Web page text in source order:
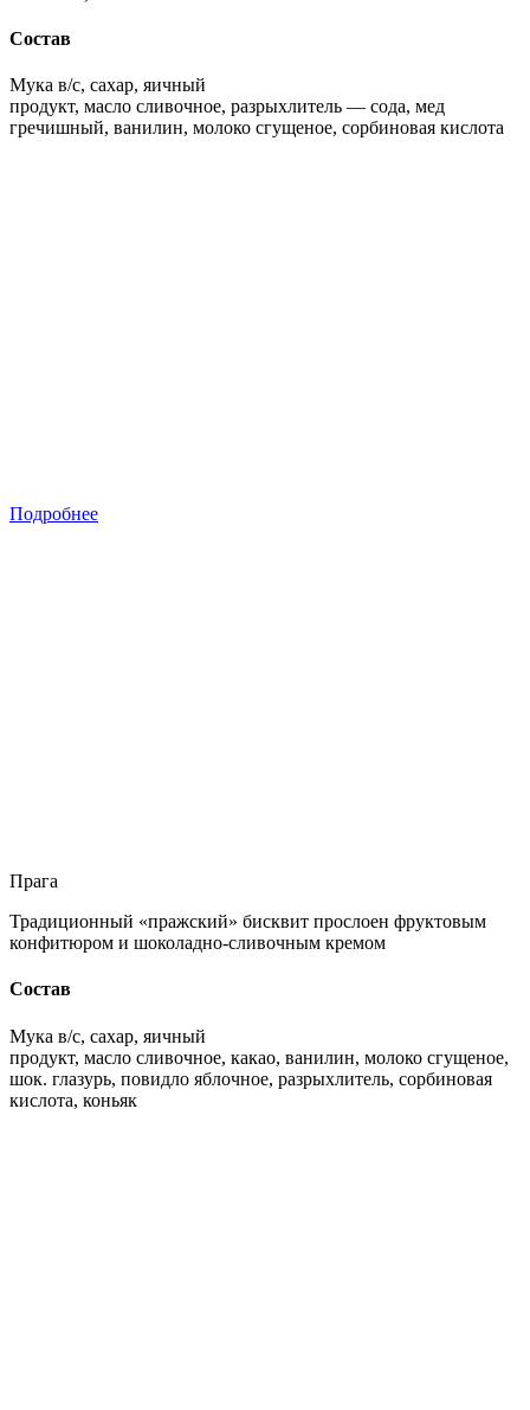
Состав
Мука в/с, сахар, яичный
продукт, масло сливочное, разрыхлитель — сода, мед
гречишный, ванилин, молоко сгущеное, сорбиновая кислота
Подробнее
Прага
Традиционный «пражский» бисквит прослоен фруктовым
конфитюром и шоколадно-сливочным кремом
Состав
Мука в/с, сахар, яичный
продукт, масло сливочное, какао, ванилин, молоко сгущеное,
шок. глазурь, повидло яблочное, разрыхлитель, сорбиновая
кислота, коньяк